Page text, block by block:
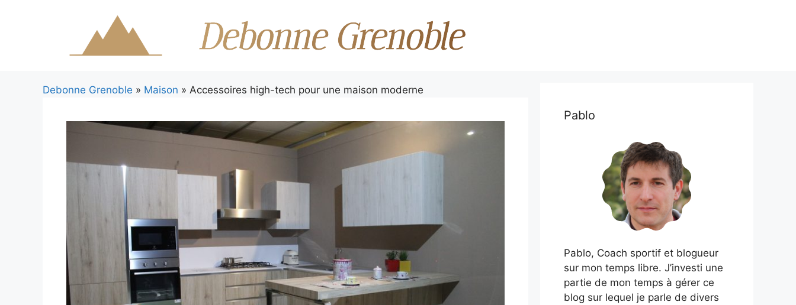
Debonne Grenoble » Maison » Accessoires high-tech pour une maison moderne
Pablo
Pablo, Coach sportif et blogueur
sur mon temps libre. J’investi une
partie de mon temps à gérer ce
blog sur lequel je parle de divers